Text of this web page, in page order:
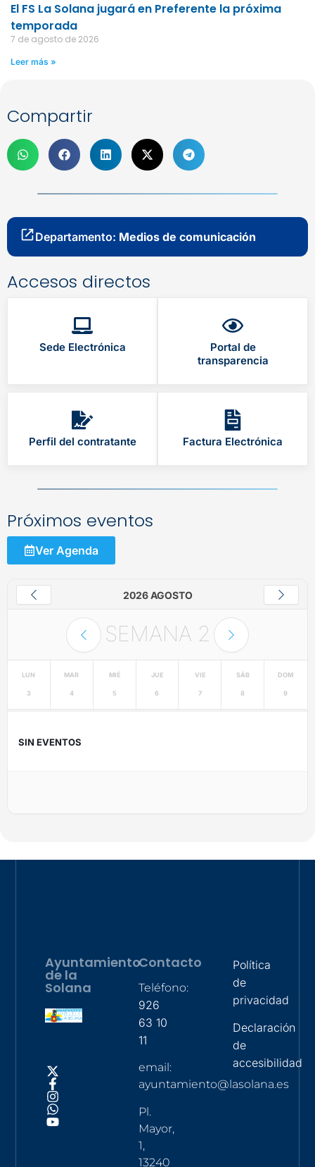
El FS La Solana jugará en Preferente la próxima
temporada
7 de agosto de 2026
Leer más »
Compartir
Departamento: Medios de comunicación
Accesos directos
Sede Electrónica
Portal de
transparencia
Perfil del contratante Factura Electrónica
Próximos eventos
Ver Agenda
2026 AGOSTO
SEMANA 2
LUN
3
MAR
4
MIÉ
5
JUE
6
VIE
7
SÁB
8
DOM
9
SIN EVENTOS
Ayuntamiento
de la
Solana
Contacto
Teléfono:
926
63 10
11
email:
ayuntamiento@lasolana.es
Pl.
Mayor,
1,
13240
Política
de
privacidad
Declaración
de
accesibilidad